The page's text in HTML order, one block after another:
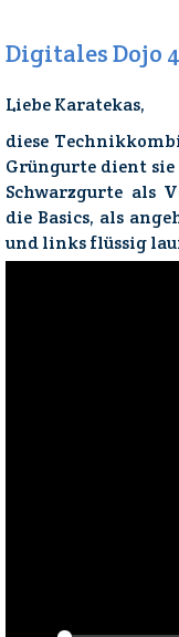
Digitales Dojo 4
Liebe Karatekas,
diese
Grüngurte dient
Schwarzgurte als
die Basics, als
und links flüssig